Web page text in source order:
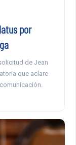
por
de Jean
que aclare